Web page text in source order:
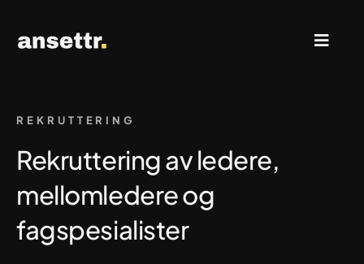
Ledige stillinger
Kontakt oss
REKRUTTERING
Rekruttering av ledere,
mellomledere og
fagspesialister